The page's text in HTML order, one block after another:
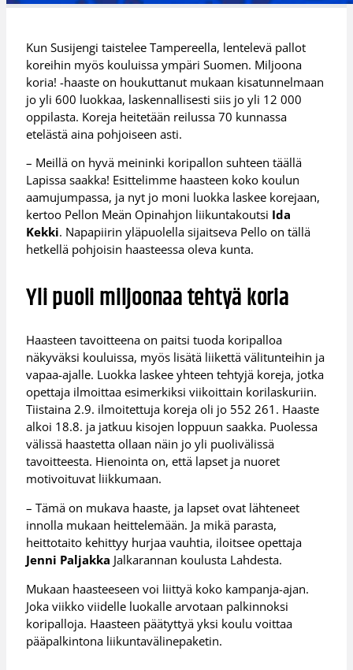
Kun Susijengi taistelee Tampereella, lentelevä pallot
koreihin myös kouluissa ympäri Suomen. Miljoona
koria! -haaste on houkuttanut mukaan kisatunnelmaan
jo yli 600 luokkaa, laskennallisesti siis jo yli 12 000
oppilasta. Koreja heitetään reilussa 70 kunnassa
etelästä aina pohjoiseen asti.
– Meillä on hyvä meininki koripallon suhteen täällä
Lapissa saakka! Esittelimme haasteen koko koulun
aamujumpassa, ja nyt jo moni luokka laskee korejaan,
kertoo Pellon Meän Opinahjon liikuntakoutsi Ida
Kekki. Napapiirin yläpuolella sijaitseva Pello on tällä
hetkellä pohjoisin haasteessa oleva kunta.
Yli puoli miljoonaa tehtyä koria
Haasteen tavoitteena on paitsi tuoda koripalloa
näkyväksi kouluissa, myös lisätä liikettä välitunteihin ja
vapaa-ajalle. Luokka laskee yhteen tehtyjä koreja, jotka
opettaja ilmoittaa esimerkiksi viikoittain korilaskuriin.
Tiistaina 2.9. ilmoitettuja koreja oli jo 552 261. Haaste
alkoi 18.8. ja jatkuu kisojen loppuun saakka. Puolessa
välissä haastetta ollaan näin jo yli puolivälissä
tavoitteesta. Hienointa on, että lapset ja nuoret
motivoituvat liikkumaan.
– Tämä on mukava haaste, ja lapset ovat lähteneet
innolla mukaan heittelemään. Ja mikä parasta,
heittotaito kehittyy hurjaa vauhtia, iloitsee opettaja
Jenni Paljakka Jalkarannan koulusta Lahdesta.
Mukaan haasteeseen voi liittyä koko kampanja-ajan.
Joka viikko viidelle luokalle arvotaan palkinnoksi
koripalloja. Haasteen päätyttyä yksi koulu voittaa
pääpalkintona liikuntavälinepaketin.